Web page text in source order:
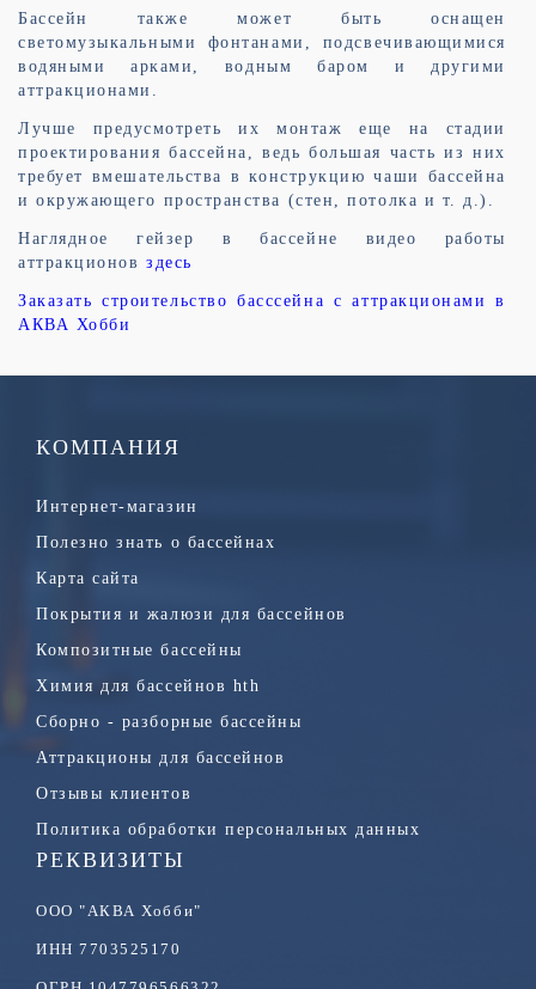
Бассейн также может быть оснащен
светомузыкальными фонтанами, подсвечивающимися
водяными арками, водным баром и другими
аттракционами.
Лучше предусмотреть их монтаж еще на стадии
проектирования бассейна, ведь большая часть из них
требует вмешательства в конструкцию чаши бассейна
и окружающего пространства (стен, потолка и т. д.).
Наглядное гейзер в бассейне видео работы
аттракционовздесь
Заказать строительство басссейна с аттракционами в
АКВА Хобби
КОМПАНИЯ
Интернет-магазин
Полезно знать о бассейнах
Карта сайта
Покрытия и жалюзи для бассейнов
Композитные бассейны
Химия для бассейнов hth
Сборно - разборные бассейны
Аттракционы для бассейнов
Отзывы клиентов
Политика обработки персональных данных
РЕКВИЗИТЫ
ООО "АКВА Хобби"
ИНН 7703525170